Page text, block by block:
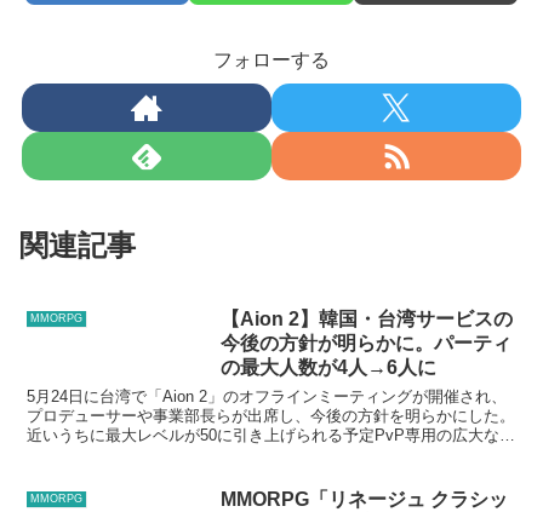
フォローする
関連記事
MMORPG
【Aion 2】韓国・台湾サービスの
今後の方針が明らかに。パーティ
の最大人数が4人→6人に
5月24日に台湾で「Aion 2」のオフラインミーティングが開催され、
プロデューサーや事業部長らが出席し、今後の方針を明らかにした。
近いうちに最大レベルが50に引き上げられる予定PvP専用の広大な新
MMORPG
MMORPG「リネージュ クラシッ